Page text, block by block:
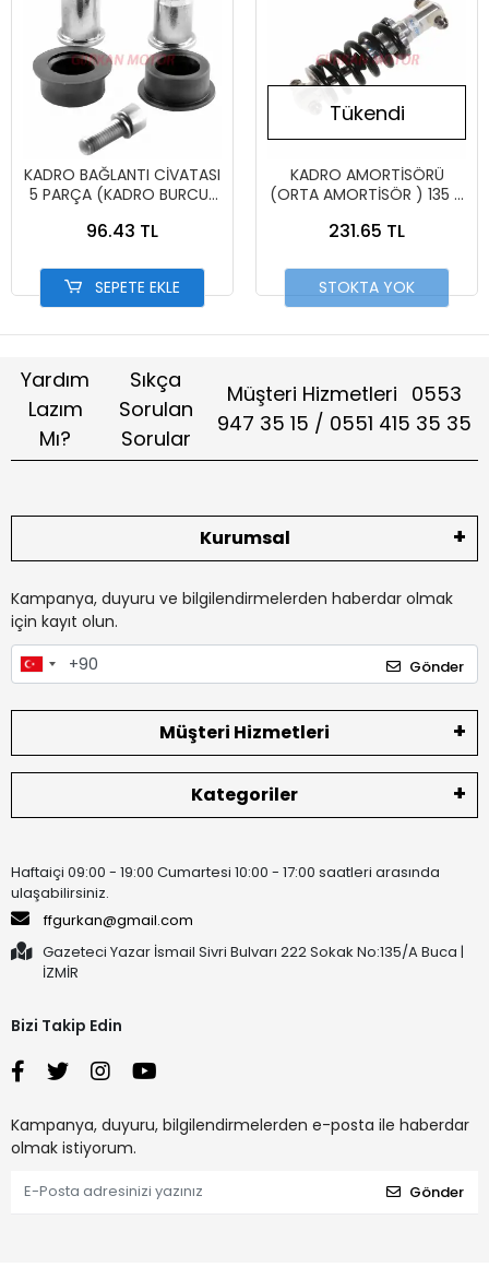
KADRO BAĞLANTI CİVATASI
5 PARÇA (KADRO BURCU)
96.43 TL
SEPETE EKLE
Tükendi
KADRO AMORTİSÖRÜ
(ORTA AMORTİSÖR ) 135 X
231.65 TL
STOKTA YOK
Yardım
Lazım
Mı?
Sıkça
Sorulan
Sorular
Müşteri Hizmetleri 0553
947 35 15 / 0551 415 35 35
Kurumsal
Kampanya, duyuru ve bilgilendirmelerden haberdar olmak
için kayıt olun.
Gönder
Müşteri Hizmetleri
Kategoriler
Haftaiçi 09:00 - 19:00 Cumartesi 10:00 - 17:00 saatleri arasında
ulaşabilirsiniz.
ffgurkan@gmail.com
Gazeteci Yazar İsmail Sivri Bulvarı 222 Sokak No:135/A Buca |
İZMİR
Bizi Takip Edin
Kampanya, duyuru, bilgilendirmelerden e-posta ile haberdar
olmak istiyorum.
Gönder